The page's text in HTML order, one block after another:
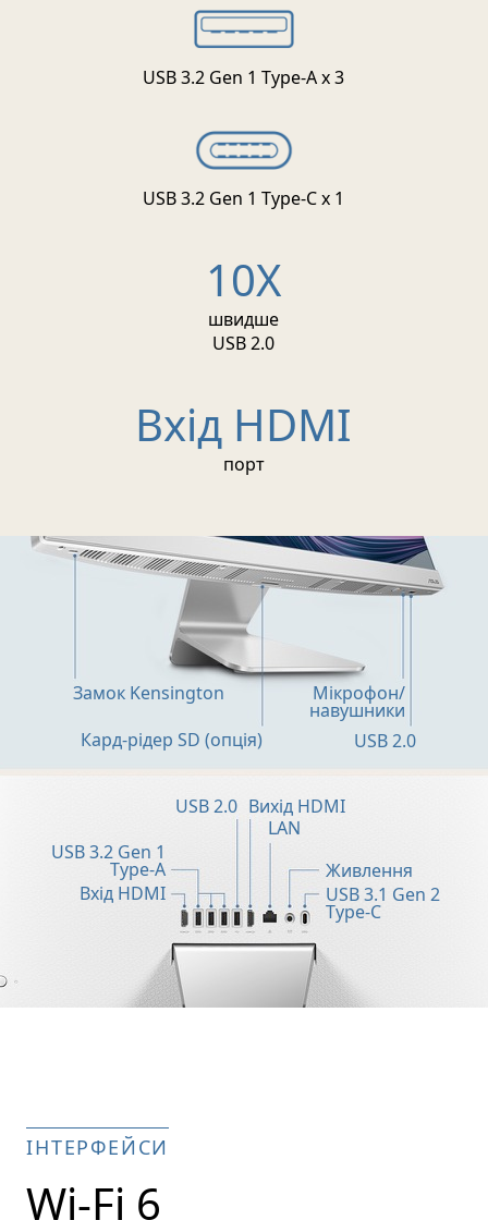
USB 3.2 Gen 1 Type-A x 3
USB 3.2 Gen 1 Type-C x 1
10X
швидше
USB 2.0
Вхід HDMI
порт
Замок Kensington
Кард-рідер SD (опція)
Мікрофон/
навушники
USB 2.0
Вхід HDMI
USB 3.2 Gen 1
Type-A
USB 2.0 Вихід HDMI
LAN
Живлення
USB 3.1 Gen 2
Type-C
ІНТЕРФЕЙСИ
Wi-Fi 6